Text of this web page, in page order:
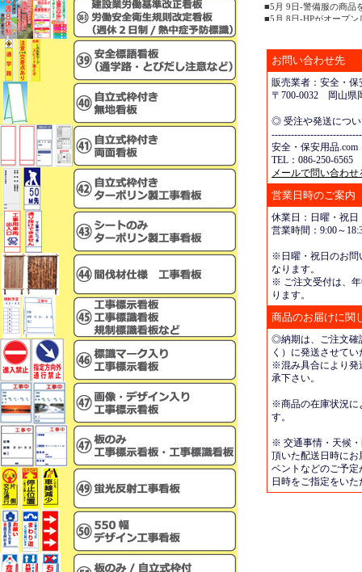
■5月 9日-警備服の商品
■5月 8日-HPがオープン
お問い合わせ先
販売業者：安全・保
〒700-0032 岡山県
◎ 受注や発送につ
安全・保安用品.com
TEL：086-250-6565
メールで問い合わせ
営業日時のご案内
休業日：日曜・祝日
営業時間：9:00～
※日曜・祝日のお問
なります。
※ ご注文受付は、
ります。
商品のお届けに関
◎納期は、ご注文確
く）に発送させて
※混み具合により発
承下さい。
※商品の在庫状況に
す。
※ 交通事情・天候
頂いた配送日時に
ベントなどのご予
日時をご指定をい